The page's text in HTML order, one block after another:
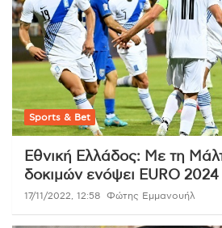
Sports & Bet
Εθνική Ελλάδος: Με τη
δοκιμών ενόψει EURO 2024
17/11/2022, 12:58 Φώτης Εμμανουήλ